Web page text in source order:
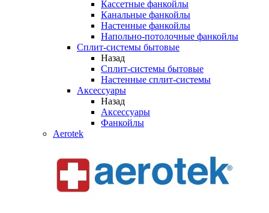
Кассетные фанкойлы
Канальные фанкойлы
Настенные фанкойлы
Напольно-потолочные фанкойлы
Сплит-системы бытовые
Назад
Сплит-системы бытовые
Настенные сплит-системы
Аксессуары
Назад
Аксессуары
Фанкойлы
Aerotek